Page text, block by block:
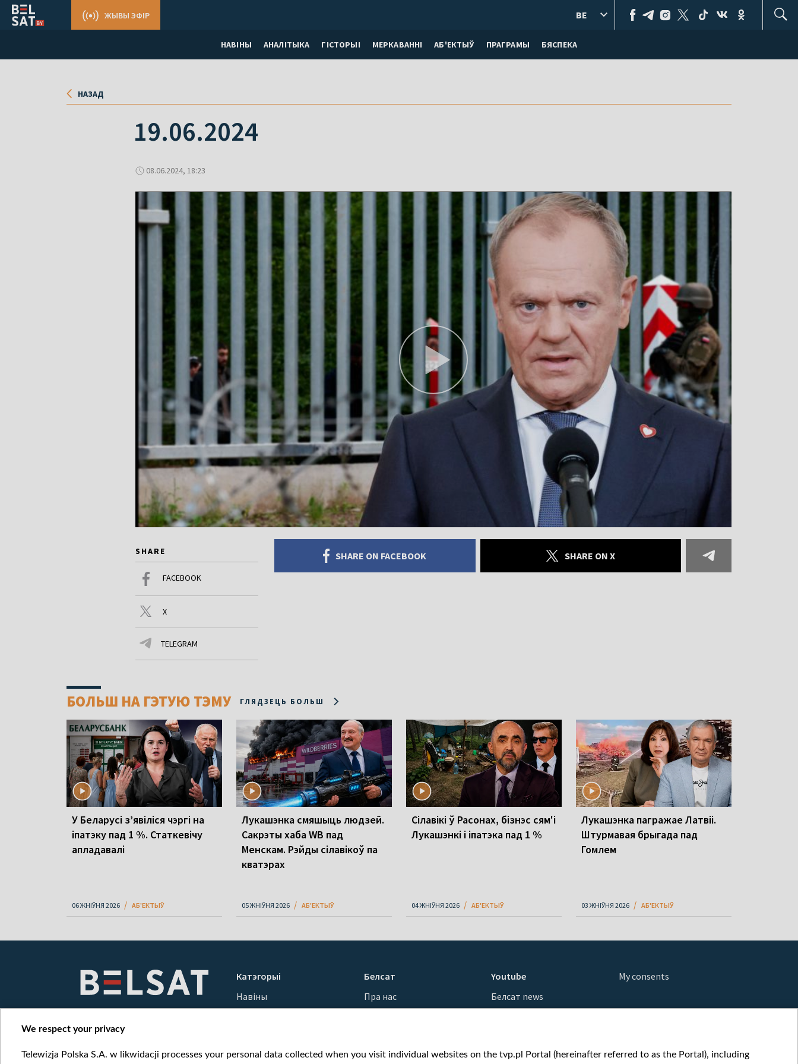
НАВІНЫ АНАЛІТЫКА ГІСТОРЫІ МЕРКАВАННI АБ'ЕКТЫЎ ПРАГРАМЫ БЯСПЕКА
ЖЫВЫ ЭФІР BE
НАЗАД
19.06.2024
08.06.2024, 18:23
SHARE
FACEBOOK
X
TELEGRAM
SHARE ON FACEBOOK SHARE ON X
БОЛЬШ НА ГЭТУЮ ТЭМУ ГЛЯДЗЕЦЬ БОЛЬШ
У Беларусі з’явіліся чэргі на
іпатэку пад 1 %. Статкевічу
апладавалі
06 ЖНІЎНЯ 2026 АБ'ЕКТЫЎ
Лукашэнка смяшыць людзей.
Сакрэты хаба WB пад
Менскам. Рэйды сілавікоў па
кватэрах
05 ЖНІЎНЯ 2026 АБ'ЕКТЫЎ
Сілавікі ў Расонах, бізнэс сям'і
Лукашэнкі і іпатэка пад 1 %
04 ЖНІЎНЯ 2026 АБ'ЕКТЫЎ
Лукашэнка пагражае Латвіі.
Штурмавая брыгада пад
Гомлем
03 ЖНІЎНЯ 2026 АБ'ЕКТЫЎ
Катэгорыі
Навіны
Вайна
Белсат
Пра нас
Кантакты
Як нас глядзець
Youtube
Белсат news
Белсат Shorts
Belsat English
My consents
We respect your privacy
Telewizja Polska S.A. w likwidacji processes your personal data collected when you visit individual websites on the tvp.pl Portal (hereinafter referred to as the Portal), including